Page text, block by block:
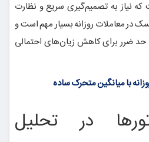
که نیاز به تصمیم‌گیری سریع و نظارت
در معاملات روزانه بسیار مهم است و
حد ضرر برای کاهش زیان‌های احتمالی
با میانگین متحرک ساده
در تحلیل